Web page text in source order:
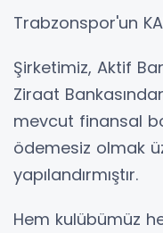
Trabzonspor'un
Şirketimiz, Aktif
Ziraat
mevcut finansal
ödemesiz olmak
yapılandırmıştır.
Hem kulübümüz